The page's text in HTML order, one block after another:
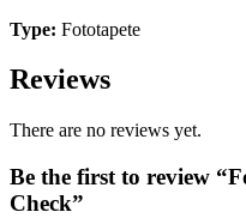
Type: Fototapete
Reviews
There are no reviews yet.
Be the first to review
Check”